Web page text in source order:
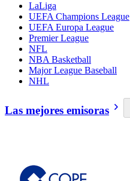
LaLiga
UEFA Champions League
UEFA Europa League
Premier League
NFL
NBA Basketball
Major League Baseball
NHL
Las mejores emisoras